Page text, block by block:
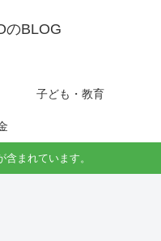
のBLOG
子ども・教育
まれています。